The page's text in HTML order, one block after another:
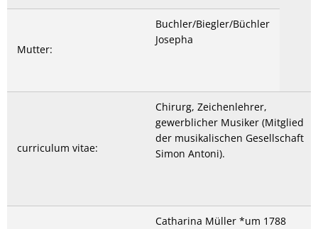
Mutter:
Buchler/Biegler/Büchler
Josepha
curriculum vitae:
Chirurg, Zeichenlehrer,
gewerblicher Musiker (Mitglied
der musikalischen Gesellschaft
Simon Antoni).
Catharina Müller *um 1788